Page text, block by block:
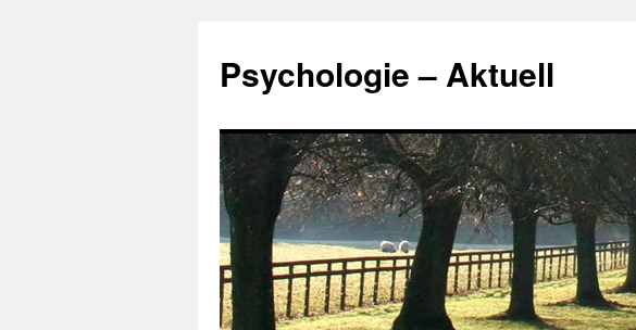
springen
Psychologie – Aktuell